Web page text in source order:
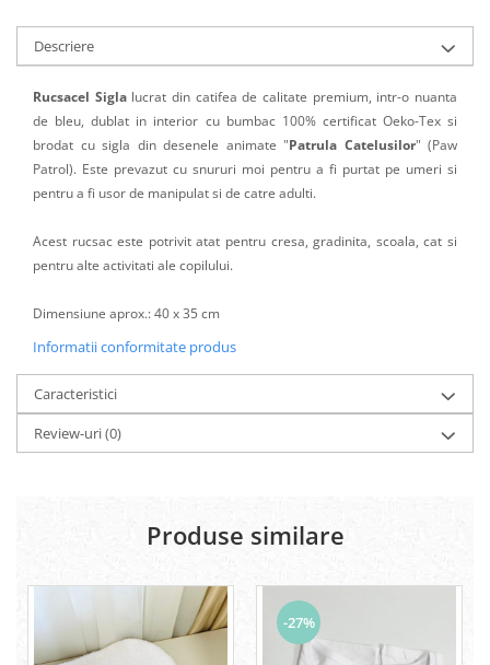
Descriere
Rucsacel Sigla lucrat din catifea de calitate premium, intr-o nuanta
de bleu, dublat in interior cu bumbac 100% certificat Oeko-Tex si
brodat cu sigla din desenele animate "Patrula Catelusilor" (Paw
Patrol). Este prevazut cu snururi moi pentru a fi purtat pe umeri si
pentru a fi usor de manipulat si de catre adulti.
Acest rucsac este potrivit atat pentru cresa, gradinita, scoala, cat si
pentru alte activitati ale copilului.
Dimensiune aprox.: 40 x 35 cm
Informatii conformitate produs
Caracteristici
Review-uri(0)
Produse similare
-27%